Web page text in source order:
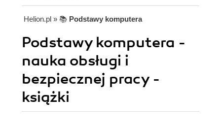
Helion.pl » 📚 Podstawy komputera
Podstawy komputera -
nauka obsługi i
bezpiecznej pracy -
książki